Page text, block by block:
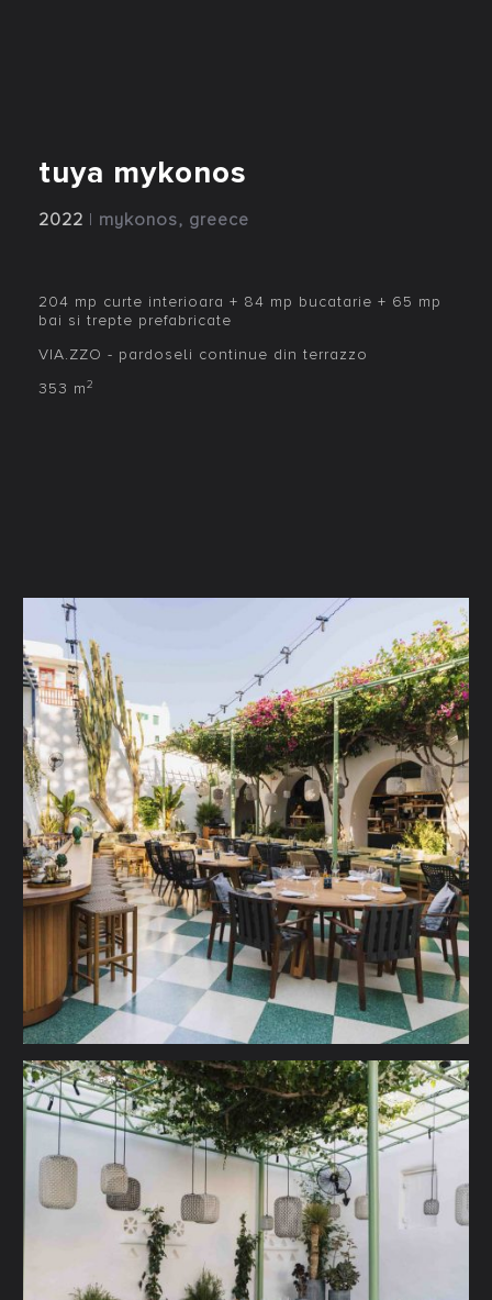
tuya mykonos
2022 | mykonos, greece
204 mp curte interioara + 84 mp bucatarie + 65 mp
bai si trepte prefabricate
VIA.ZZO - pardoseli continue din terrazzo
353 m2